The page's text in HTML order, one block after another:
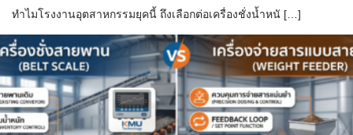
ทำไมโรงงานอุตสาหกรรมยุคนี้ ถึงเลือกต่อเครื่องชั่งน้ำหนั […]